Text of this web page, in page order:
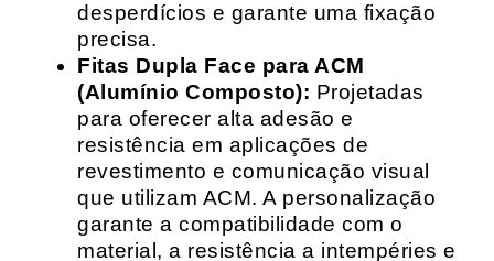
desperdícios e garante uma fixação
precisa.
Fitas Dupla Face para ACM
(Alumínio Composto): Projetadas
para oferecer alta adesão e
resistência em aplicações de
revestimento e comunicação visual
que utilizam ACM. A personalização
garante a compatibilidade com o
material, a resistência a intempéries e